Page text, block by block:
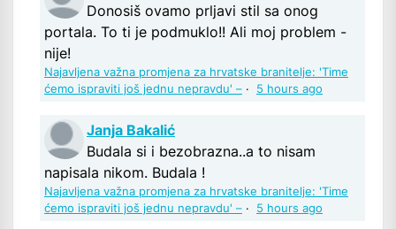
Donosiš ovamo prljavi stil sa onog
portala. To ti je podmuklo!! Ali moj problem -
nije!
Najavljena važna promjena za hrvatske branitelje: 'Time
ćemo ispraviti još jednu nepravdu' – · 5 hours ago
Janja Bakalić
Budala si i bezobrazna..a to nisam
napisala nikom. Budala !
Najavljena važna promjena za hrvatske branitelje: 'Time
ćemo ispraviti još jednu nepravdu' – · 5 hours ago